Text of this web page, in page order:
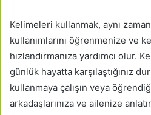
Kelimeleri kullanmak, aynı
kullanımlarını öğrenmenize ve
hızlandırmanıza yardımcı olur.
günlük hayatta karşılaştığınız
kullanmaya çalışın veya
arkadaşlarınıza ve ailenize